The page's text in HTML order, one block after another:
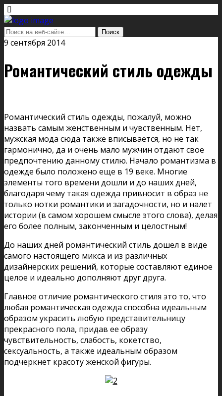
9 сентября 2014
Романтический стиль одежды
Романтический стиль одежды, пожалуй, можно
назвать самым женственным и чувственным. Нет,
мужская мода сюда также вписывается, но не так
гармонично, да и очень мало мужчин отдают свое
предпочтению данному стилю. Начало романтизма в
одежде было положено еще в 19 веке. Многие
элементы того времени дошли и до наших дней,
благодаря чему такая одежда привносит в образ не
только нотки романтики и загадочности, но и налет
истории (в самом хорошем смысле этого слова), делая
его более полным, законченным и целостным!
До наших дней романтический стиль дошел в виде
самого настоящего микса и из различных
дизайнерских решений, которые составляют единое
целое и идеально дополняют друг друга.
Главное отличие романтического стиля это то, что
любая романтическая одежда способна идеальным
образом украсить любую представительницу
прекрасного пола, придав ее образу
чувствительность, слабость, кокетство,
сексуальность, а также идеальным образом
подчеркнет красоту женской фигуры.